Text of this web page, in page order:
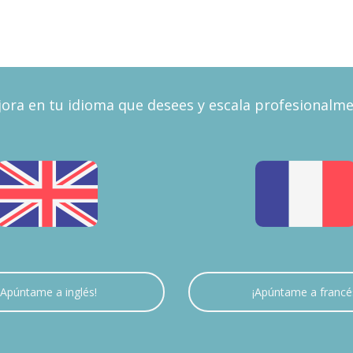
en tu idioma que desees y escala
a inglés! ¡Apúntame a